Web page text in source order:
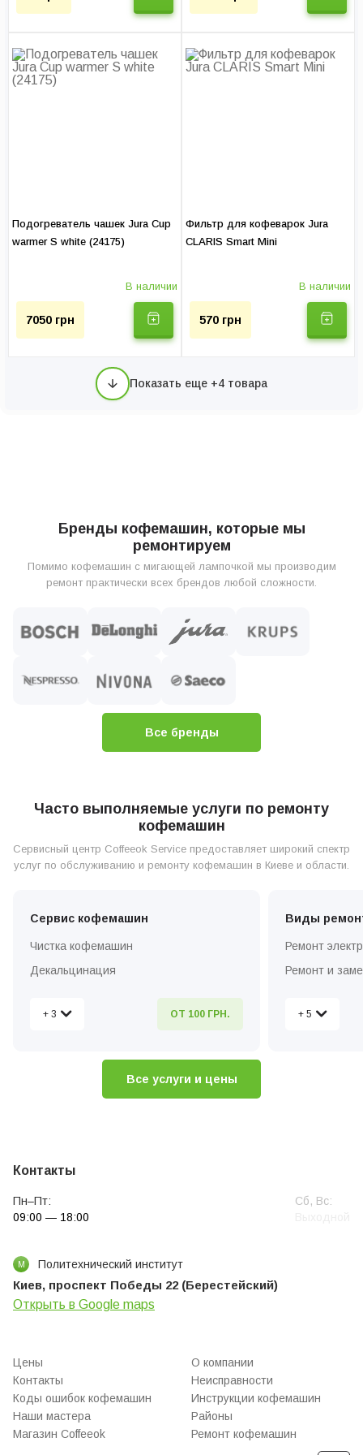
Гарантия на услуги, мес: до 12
Подогреватель чашек Jura Cup
warmer S white (24175)
В наличии
7050 грн
Фильтр для кофеварок Jura
CLARIS Smart Mini
В наличии
570 грн
Показать еще +4 товара
Бренды кофемашин, которые мы
ремонтируем
Помимо кофемашин с мигающей лампочкой мы производим
ремонт практически всех брендов любой сложности.
Все бренды
Часто выполняемые услуги по ремонту
кофемашин
Сервисный центр Coffeeok Service предоставляет широкий спектр
услуг по обслуживанию и ремонту кофемашин в Киеве и области.
Сервис кофемашин
Чистка кофемашин
Декальцинация
Вызов мастера по ремонту на дом
+ 3 ОТ 100 ГРН.
Виды
Ремонт
Ремонт и
Ремонт
+ 5
Все услуги и цены
Контакты
Пн–Пт:
09:00 — 18:00
Сб, Вс:
М Политехнический институт
Киев, проспект Победы 22 (Берестейский)
Открыть в Google maps
Цены
О компании
Контакты
Неисправности
Коды ошибок кофемашин
Инструкции кофемашин
Наши мастера
Районы
Магазин Coffeeok
Ремонт кофемашин